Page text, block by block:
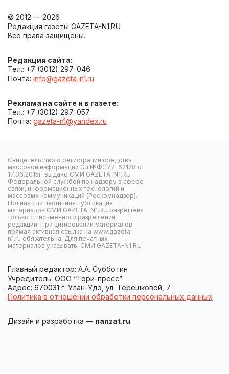
© 2012 — 2026
Редакция газеты GAZETA-N1.RU
Все права защищены.
Редакция сайта:
Тел.: +7 (3012) 297-046
Почта: info@gazeta-n1.ru
Реклама на сайте и в газете:
Тел.: +7 (3012) 297-057
Почта: gazeta-n1@yandex.ru
Свидетельство о регистрации средства
массовой информации Эл №ФС77-62128 от
17.06.2015г. выдано СМИ GAZETA-N1.RU
Федеральной службой по надзору в сфере
связи, информационных технологий и
массовых коммуникаций (Роскомнадзор).
Полная или частичная публикация
материалов СМИ GAZETA-N1.RU разрешена
только с письменного разрешения
редакции! При цитировании материалов
прямая активная ссылка на www.gazeta-
n1.ru обязательна. Для печатных
материалов указывать: СМИ GAZETA-N1.RU
Главный редактор: А.А. Субботин
Учредитель: ООО “Тори-пресс”
Адрес: 670031 г. Улан-Удэ, ул. Терешковой, 7
Политика в отношении обработки персональных данных
Дизайн и разработка — nanzat.ru